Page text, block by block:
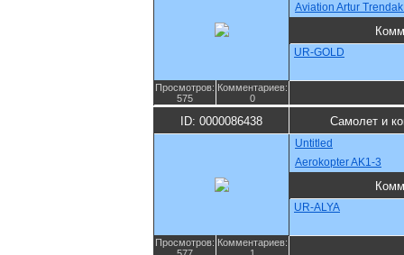
Aviation Artur
UR-GOLD
Просмотров:
575
Комментариев:
0
ID: 0000086438 Самолет и
Untitled
Aerokopter AK1-3
UR-ALYA
Просмотров: Комментариев: